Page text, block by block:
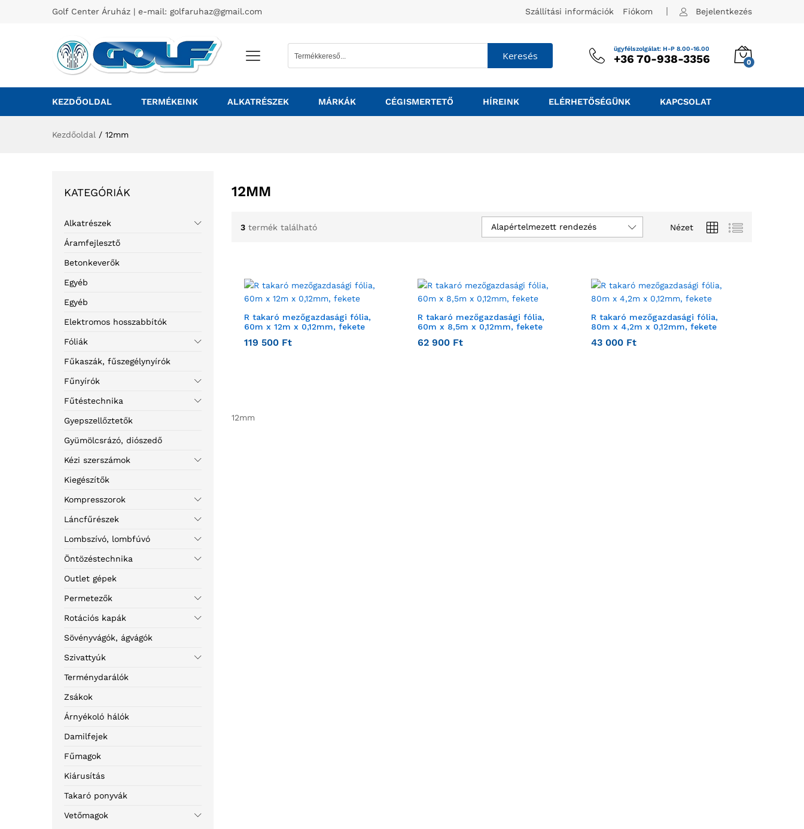
Golf Center Áruház | e-mail: golfaruhaz@gmail.com Szállítási információk Fiókom Bejelentkezés
Keresés
ügyfélszolgálat: H-P 8.00-16.00
+36 70-938-3356 0
KEZDŐOLDAL TERMÉKEINK ALKATRÉSZEK MÁRKÁK CÉGISMERTETŐ HÍREINK ELÉRHETŐSÉGÜNK KAPCSOLAT
Kezdőoldal / 12mm
12MM
3 termék található Nézet
Alapértelmezett rendezés
R takaró mezőgazdasági fólia,
60m x 12m x 0,12mm, fekete
119 500 Ft
R takaró mezőgazdasági fólia,
60m x 8,5m x 0,12mm, fekete
62 900 Ft
R takaró mezőgazdasági fólia,
80m x 4,2m x 0,12mm, fekete
43 000 Ft
12mm
KATEGÓRIÁK
Alkatrészek
Áramfejlesztő
Betonkeverők
Egyéb
Egyéb
Elektromos hosszabbítók
Fóliák
Fűkaszák, fűszegélynyírók
Fűnyírók
Fűtéstechnika
Gyepszellőztetők
Gyümölcsrázó, diószedő
Kézi szerszámok
Kiegészítők
Kompresszorok
Láncfűrészek
Lombszívó, lombfúvó
Öntözéstechnika
Outlet gépek
Permetezők
Rotációs kapák
Sövényvágók, ágvágók
Szivattyúk
Terménydarálók
Zsákok
Árnyékoló hálók
Damilfejek
Fűmagok
Kiárusítás
Takaró ponyvák
Vetőmagok